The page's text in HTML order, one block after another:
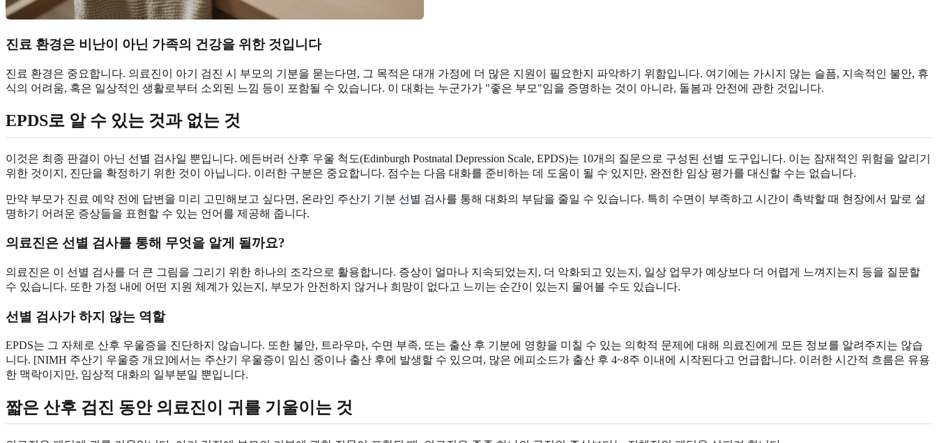
진료 환경은 비난이 아닌 가족의 건강을 위한 것입니다
진료 환경은 중요합니다. 의료진이 아기 검진 시 부모의 기분을 묻는다면, 그 목적은 대개 가정에 더 많은 지원이 필요한지 파악하기 위함입니다. 여기에는 가시지 않는 슬픔, 지속적인 불안, 휴
식의 어려움, 혹은 일상적인 생활로부터 소외된 느낌 등이 포함될 수 있습니다. 이 대화는 누군가가 "좋은 부모"임을 증명하는 것이 아니라, 돌봄과 안전에 관한 것입니다.
EPDS로 알 수 있는 것과 없는 것
이것은 최종 판결이 아닌 선별 검사일 뿐입니다. 에든버러 산후 우울 척도(Edinburgh Postnatal Depression Scale, EPDS)는 10개의 질문으로 구성된 선별 도구입니다. 이는 잠재적인 위험을 알리기
위한 것이지, 진단을 확정하기 위한 것이 아닙니다. 이러한 구분은 중요합니다. 점수는 다음 대화를 준비하는 데 도움이 될 수 있지만, 완전한 임상 평가를 대신할 수는 없습니다.
만약 부모가 진료 예약 전에 답변을 미리 고민해보고 싶다면, 온라인 주산기 기분 선별 검사를 통해 대화의 부담을 줄일 수 있습니다. 특히 수면이 부족하고 시간이 촉박할 때 현장에서 말로 설
명하기 어려운 증상들을 표현할 수 있는 언어를 제공해 줍니다.
의료진은 선별 검사를 통해 무엇을 알게 될까요?
의료진은 이 선별 검사를 더 큰 그림을 그리기 위한 하나의 조각으로 활용합니다. 증상이 얼마나 지속되었는지, 더 악화되고 있는지, 일상 업무가 예상보다 더 어렵게 느껴지는지 등을 질문할
수 있습니다. 또한 가정 내에 어떤 지원 체계가 있는지, 부모가 안전하지 않거나 희망이 없다고 느끼는 순간이 있는지 물어볼 수도 있습니다.
선별 검사가 하지 않는 역할
EPDS는 그 자체로 산후 우울증을 진단하지 않습니다. 또한 불안, 트라우마, 수면 부족, 또는 출산 후 기분에 영향을 미칠 수 있는 의학적 문제에 대해 의료진에게 모든 정보를 알려주지는 않습
니다. [NIMH 주산기 우울증 개요]에서는 주산기 우울증이 임신 중이나 출산 후에 발생할 수 있으며, 많은 에피소드가 출산 후 4~8주 이내에 시작된다고 언급합니다. 이러한 시간적 흐름은 유용
한 맥락이지만, 임상적 대화의 일부분일 뿐입니다.
짧은 산후 검진 동안 의료진이 귀를 기울이는 것